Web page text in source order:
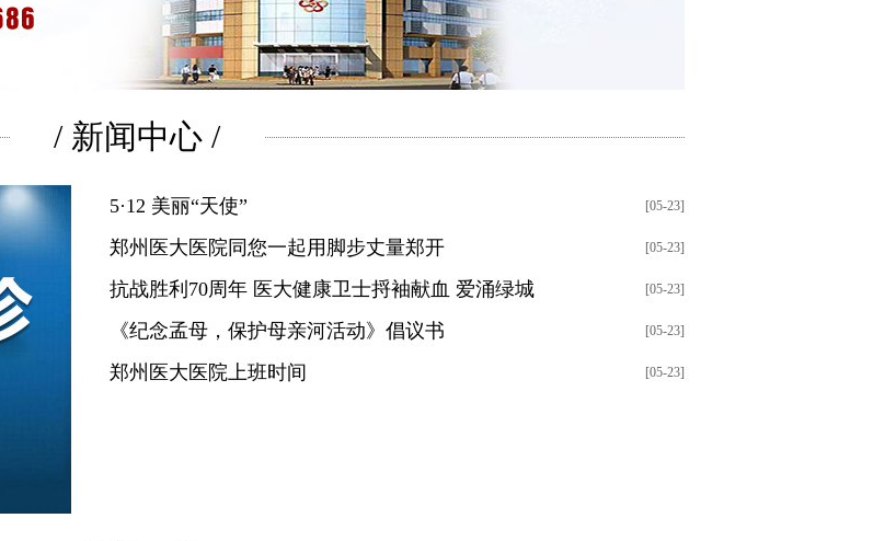
/ 新闻中心 /
[05-23]
5·12 美丽“天使”
[05-23]
郑州医大医院同您一起用脚步丈量郑开
[05-23]
抗战胜利70周年 医大健康卫士捋袖献血 爱涌绿城
[05-23]
《纪念孟母，保护母亲河活动》倡议书
[05-23]
郑州医大医院上班时间